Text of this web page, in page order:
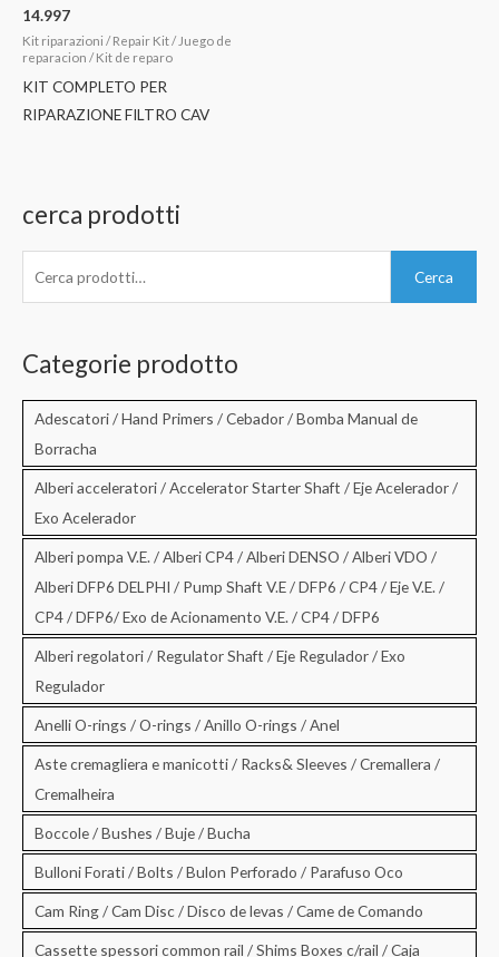
14.997
Kit riparazioni / Repair Kit / Juego de
reparacion / Kit de reparo
KIT COMPLETO PER
RIPARAZIONE FILTRO CAV
cerca prodotti
c
Cerca
Categorie prodotto
Adescatori / Hand Primers / Cebador / Bomba Manual de
Borracha
Alberi acceleratori / Accelerator Starter Shaft / Eje Acelerador /
Exo Acelerador
Alberi pompa V.E. / Alberi CP4 / Alberi DENSO / Alberi VDO /
Alberi DFP6 DELPHI / Pump Shaft V.E / DFP6 / CP4 / Eje V.E. /
CP4 / DFP6/ Exo de Acionamento V.E. / CP4 / DFP6
Alberi regolatori / Regulator Shaft / Eje Regulador / Exo
Regulador
Anelli O-rings / O-rings / Anillo O-rings / Anel
Aste cremagliera e manicotti / Racks& Sleeves / Cremallera /
Cremalheira
Boccole / Bushes / Buje / Bucha
Bulloni Forati / Bolts / Bulon Perforado / Parafuso Oco
Cam Ring / Cam Disc / Disco de levas / Came de Comando
Cassette spessori common rail / Shims Boxes c/rail / Caja